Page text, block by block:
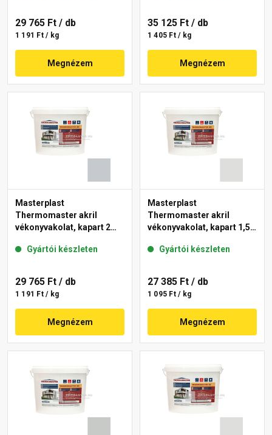
29 765 Ft / db
1 191 Ft / kg
Megnézem
35 125 Ft / db
1 405 Ft / kg
Megnézem
Masterplast
Thermomaster akril
vékonyvakolat, kapart 2
Gyártói készleten
29 765 Ft / db
1 191 Ft / kg
Megnézem
Masterplast
Thermomaster akril
vékonyvakolat, kapart 1,5
Gyártói készleten
27 385 Ft / db
1 095 Ft / kg
Megnézem